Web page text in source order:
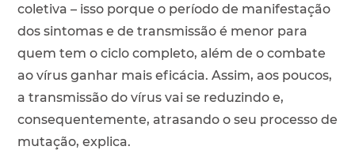
coletiva – isso porque o período de manifestação
dos sintomas e de transmissão é menor para
quem tem o ciclo completo, além de o combate
ao vírus ganhar mais eficácia. Assim, aos poucos,
a transmissão do vírus vai se reduzindo e,
consequentemente, atrasando o seu processo de
mutação, explica.